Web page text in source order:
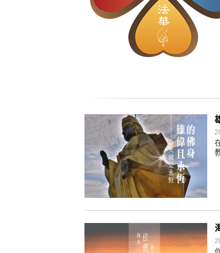
念頭在心頭，不舒服；轉個念頭
煩惱如同下雨，當雨過天晴，雨
懂得消化煩惱，便能讓生活自在
負面是惡業，消極是惡業，悲觀